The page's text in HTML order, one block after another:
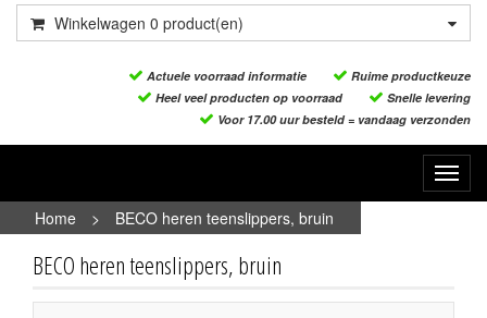
Winkelwagen 0 product(en)
Actuele voorraad informatie
Ruime productkeuze
Heel veel producten op voorraad
Snelle levering
Voor 17.00 uur besteld = vandaag verzonden
Home
> BECO heren teenslippers, bruin
BECO heren teenslippers, bruin